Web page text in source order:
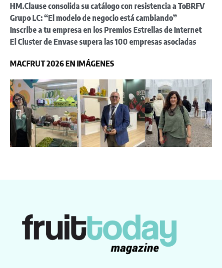
HM.Clause consolida su catálogo con resistencia a ToBRFV
Grupo LC: “El modelo de negocio está cambiando”
Inscribe a tu empresa en los Premios Estrellas de Internet
El Cluster de Envase supera las 100 empresas asociadas
MACFRUT 2026 EN IMÁGENES